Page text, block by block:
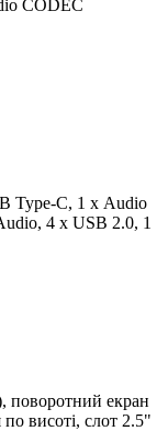
CODEC
Type-C, 1 х Audio
4 x USB 2.0, 1
поворотний екран
висоті, слот 2.5"